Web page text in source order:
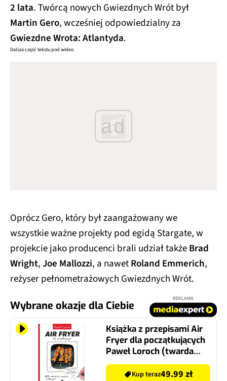
2 lata. Twórcą nowych Gwiezdnych Wrót był
Martin Gero, wcześniej odpowiedzialny za
Gwiezdne Wrota: Atlantyda.
Dalsza część tekstu pod wideo
ad
Oprócz Gero, który był zaangażowany we
wszystkie ważne projekty pod egidą Stargate, w
projekcie jako producenci brali udział takżeBrad
Wright,Joe Mallozzi, a nawetRoland Emmerich,
reżyser pełnometrażowych Gwiezdnych Wrót.
Wybrane okazje dla Ciebie
REKLAMA
Książka z przepisami Air
Fryer dla początkujących
Paweł Loroch (twarda
okładka)
Kup teraz49.99 zł